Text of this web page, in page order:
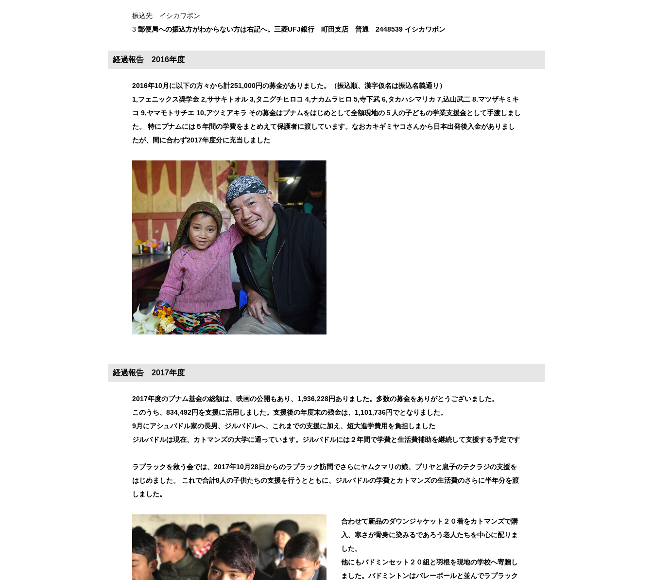
振込先 イシカワボン
3 郵便局への振込方がわからない方は右記へ。三菱UFJ銀行 町田支店 普通 2448539 イシカワボン
経過報告 2016年度
2016年10月に以下の方々から計251,000円の募金がありました。（振込順、漢字仮名は振込名義通り）
1,フェニックス奨学金 2,ササキトオル 3,タニグチヒロコ 4,ナカムラヒロ 5,寺下武 6,タカハシマリカ 7,込山武二 8.マツザキミキ
コ 9,ヤマモトサチエ 10,アツミアキラ その募金はプナムをはじめとして全額現地の５人の子どもの学業支援金として手渡しまし
た。 特にプナムには５年間の学費をまとめえて保護者に渡しています。なおカキギミヤコさんから日本出発後入金がありまし
たが、間に合わず2017年度分に充当しました
経過報告 2017年度
2017年度のプナム基金の総額は、映画の公開もあり、1,936,228円ありました。多数の募金をありがとうございました。
このうち、834,492円を支援に活用しました。支援後の年度末の残金は、1,101,736円でとなりました。
9月にアシュバドル家の長男、ジルバドルへ、これまでの支援に加え、短大進学費用を負担しました
ジルバドルは現在、カトマンズの大学に通っています。ジルバドルには２年間で学費と生活費補助を継続して支援する予定です
ラプラックを救う会では、2017年10月28日からのラプラック訪問でさらにヤムクマリの娘、プリヤと息子のテクラジの支援を
はじめました。 これで合計8人の子供たちの支援を行うとともに、ジルバドルの学費とカトマンズの生活費のさらに半年分を渡
しました。
合わせて新品のダウンジャケット２０着をカトマンズで購
入、寒さが骨身に染みるであろう老人たちを中心に配りま
した。
他にもバドミンセット２０組と羽根を現地の学校へ寄贈し
ました。バドミントンはバレーボールと並んでラプラック